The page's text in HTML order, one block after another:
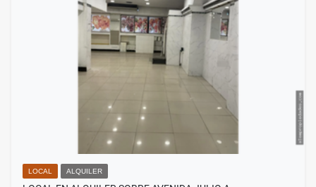
LOCAL ALQUILER